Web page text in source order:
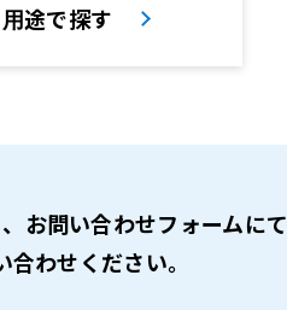
途で探す
お問い合わせフォームにて
わせください。